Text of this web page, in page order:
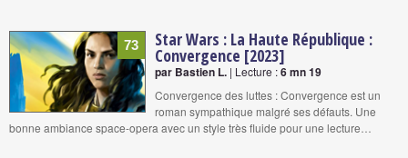
73 Star Wars : La Haute République :
Convergence [2023]
par Bastien L. | Lecture :6 mn 19
Convergence des luttes : Convergence est un
roman sympathique malgré ses défauts. Une
bonne ambiance space-opera avec un style très fluide pour une lecture…